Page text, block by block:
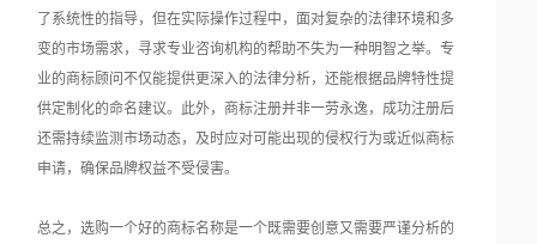
了系统性的指导，但在实际操作过程中，面对复杂的法律环境和多
变的市场需求，寻求专业咨询机构的帮助不失为一种明智之举。专
业的商标顾问不仅能提供更深入的法律分析，还能根据品牌特性提
供定制化的命名建议。此外，商标注册并非一劳永逸，成功注册后
还需持续监测市场动态，及时应对可能出现的侵权行为或近似商标
申请，确保品牌权益不受侵害。
总之，选购一个好的商标名称是一个既需要创意又需要严谨分析的